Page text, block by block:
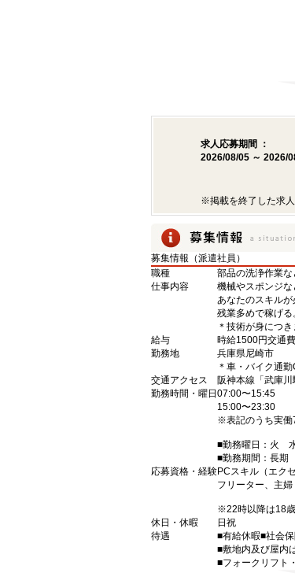
求人応募期間 ：
2026/08/05 ～ 2026/
※掲載を終了した求人
募集情報（派遣社員）
職種
部品の洗浄作業な
仕事内容
機械やスポンジな
あなたのスキルが
残業多めで稼げる
＊技術が身につき
給与
時給1500円交通
勤務地
兵庫県尼崎市
＊車・バイク通勤
交通アクセス
阪神本線「武庫
勤務時間・曜日 07:00〜15:45
15:00〜23:30
※表記のうち実働
■勤務曜日：
■勤務期間：長期
応募資格・経験PCスキル（エク
フリーター、主
※22時以降は18
休日・休暇
日祝
待遇
■有給休暇■社会
■敷地内及び屋内
■フォークリフト